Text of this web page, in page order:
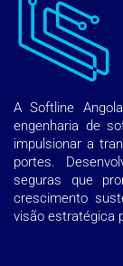
A Softline
engenharia de
impulsionar a
portes.
seguras que
crescimento
visão estratégica